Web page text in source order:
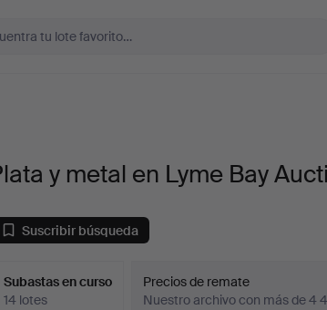
y metal en Lyme Bay
Suscribir búsqueda
Subastas en curso
14 lotes
Precios de remate
Nuestro archivo con más de 4